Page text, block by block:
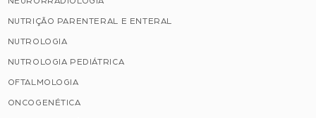
NUTRIÇÃO PARENTERAL E ENTERAL
NUTROLOGIA
NUTROLOGIA PEDIÁTRICA
OFTALMOLOGIA
ONCOGENÉTICA